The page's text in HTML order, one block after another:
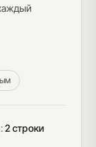
2 строки